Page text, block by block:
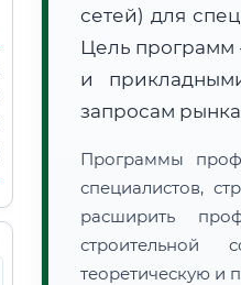
сетей) для
Цель программ
и
запросам
Программы
специалистов,
расширить
строительной
теоретическую и